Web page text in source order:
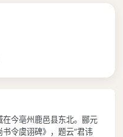
今亳州鹿邑县东北。郦元
书令虞诩碑》，题云“君讳